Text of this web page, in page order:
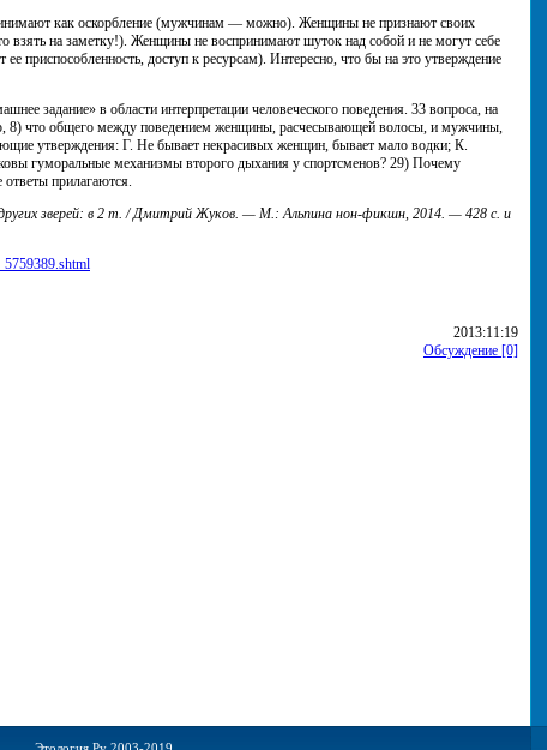
как оскорбление (мужчинам — можно). Женщины не признают своих
взять на заметку!). Женщины не воспринимают шуток над собой и не могут себе
приспособленность, доступ к ресурсам). Интересно, что бы на это утверждение
задание» в области интерпретации человеческого поведения. 33 вопроса, на
8) что общего между поведением женщины, расчесывающей волосы, и мужчины,
утверждения: Г. Не бывает некрасивых женщин, бывает мало водки; К.
гуморальные механизмы второго дыхания у спортсменов? 29) Почему
прилагаются.
зверей: в 2 т. / Дмитрий Жуков. — М.: Альпина нон-фикшн, 2014. — 428 с. и
2013:11:19
Обсуждение [0]